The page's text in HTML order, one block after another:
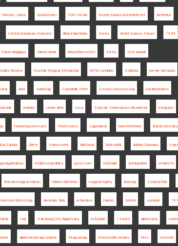
Gömöry János Mackensen Tóth István Közép-Európa Kutatóintézet Berthelot
Central European Horizons Állami lakótelep Zenta World Science Forum 1945
Tolnai Világlapja Wilson elnök békeelőkészítés 24.hu Fest Aladár
Review Osztrák-Magyar Monarchia MTA Lendület Szibéria román támadás
Ada zsidóság Csunderlik Péter Szovjet-Oroszország határincindens
Korridor Linder Béla Léva Szlovák Tudományos Akadémia integráció
hadseregszervezés Felsőmoécs vagonlakók békefeltételek Bánáti
Sándor Újléta Háromszék déli határ Ruhr-vidék Adrian Cioroianu
polgárháború emlékezetpolitika ujszo.com Inforádió áttelepültek emlékmű
Román-magyar háború többes identitás magyar regény Bánság Székelyföld
Nemzeti Bizottság Benedek Elek reformkor háború Mohol szerbek
Iaşi Habsburg Ottó Alapítvány évforduló 14 pont diplomácia
terror diplomáciai kapcsolatok Magyarság Kratochwill ezredes Pécs recenzió